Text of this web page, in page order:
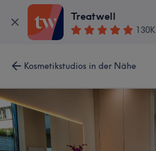
Treatwell
130K
Kosmetikstudios in der Nähe